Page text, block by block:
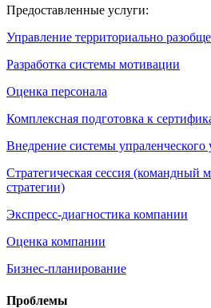
Предоставленные услуги:
Управление территориально
Разработка системы мотивации
Оценка персонала
Комплексная подготовка к
Внедрение системы упраленческого
Стратегическая сессия (командный
стратегии)
Экспресс-диагностика компании
Оценка компании
Бизнес-планирование
Проблемы